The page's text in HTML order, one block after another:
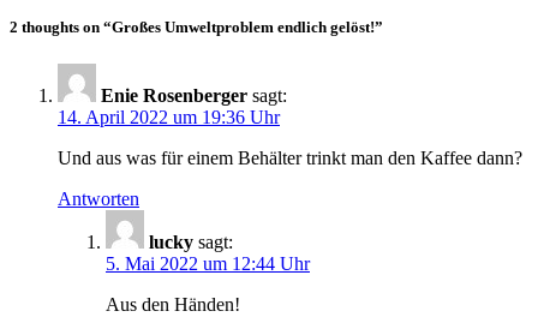
2 thoughts on “Großes Umweltproblem endlich gelöst!”
Enie Rosenberger sagt:
14. April 2022 um 19:36 Uhr
Und aus was für einem Behälter trinkt man den Kaffee dann?
Antworten
lucky sagt:
5. Mai 2022 um 12:44 Uhr
Aus den Händen!